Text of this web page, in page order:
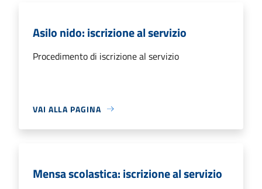
Asilo nido: iscrizione al servizio
Procedimento di iscrizione al servizio
VAI ALLA PAGINA
Mensa scolastica: iscrizione al servizio